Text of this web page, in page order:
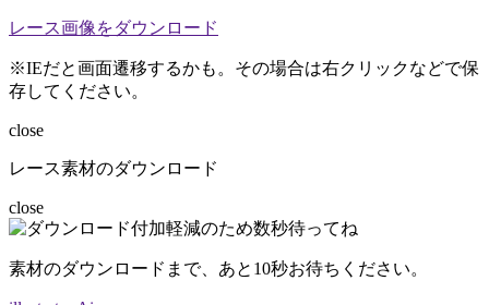
レース画像をダウンロード
※IEだと画面遷移するかも。その場合は右クリックなどで保
存してください。
close
レース素材のダウンロード
close
素材のダウンロードまで、あと 10秒お待ちください。